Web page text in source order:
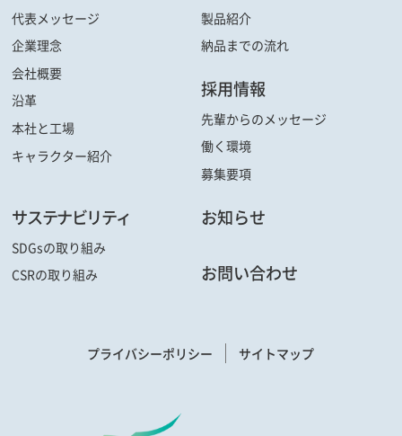
代表メッセージ
企業理念
会社概要
沿革
本社と工場
キャラクター紹介
製品紹介
納品までの流れ
採用情報
先輩からの メッセージ
働く環境
募集要項
サステナビリティ
SDGsの取り組み
CSRの取り組み
お知らせ
お問い合わせ
プライバシーポリシー サイトマップ